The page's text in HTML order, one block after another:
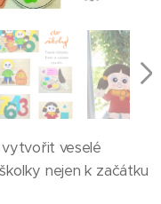
veselé
nejen k začátku